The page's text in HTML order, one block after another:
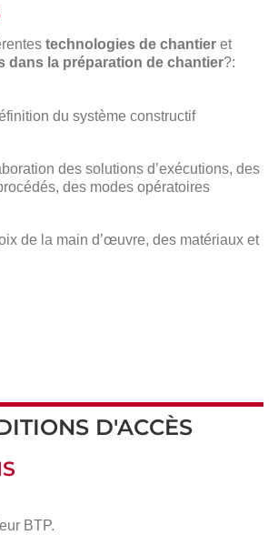
technologies de chantier et
dans la préparation de chantier?:
du système constructif
des solutions d’exécutions, des
des modes opératoires
de la main d’œuvre, des matériaux et
D'ACCÈS
BTP.